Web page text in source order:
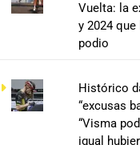
Vuelta: la
y 2024 que
podio
Histórico
“excusas
“Visma
igual